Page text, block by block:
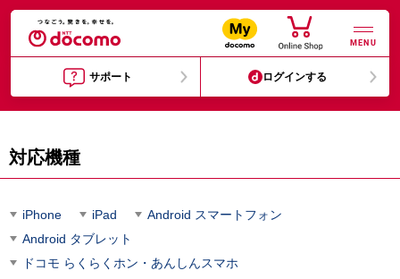
MENU
サポート ログインする
対応機種
iPhone iPad
Android スマートフォン
Android タブレット
ドコモ らくらくホン・あんしんスマホ